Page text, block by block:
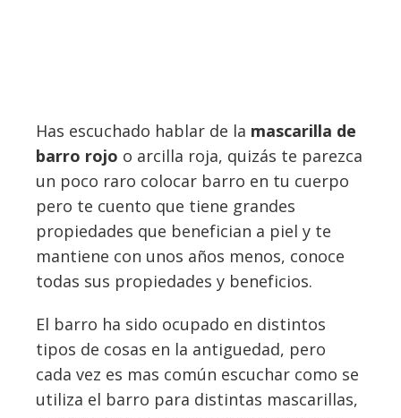
Has escuchado hablar de la mascarilla de
barro rojo o arcilla roja, quizás te parezca
un poco raro colocar barro en tu cuerpo
pero te cuento que tiene grandes
propiedades que benefician a piel y te
mantiene con unos años menos, conoce
todas sus propiedades y beneficios.
El barro ha sido ocupado en distintos
tipos de cosas en la antiguedad, pero
cada vez es mas común escuchar como se
utiliza el barro para distintas mascarillas,